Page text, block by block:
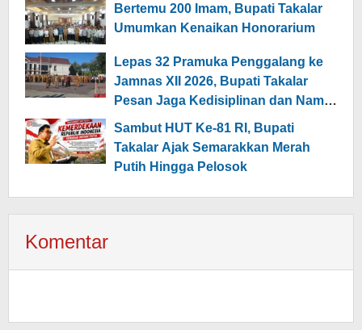
Bertemu 200 Imam, Bupati Takalar
Umumkan Kenaikan Honorarium
Lepas 32 Pramuka Penggalang ke
Jamnas XII 2026, Bupati Takalar
Pesan Jaga Kedisiplinan dan Nama
Daerah
Sambut HUT Ke-81 RI, Bupati
Takalar Ajak Semarakkan Merah
Putih Hingga Pelosok
Komentar